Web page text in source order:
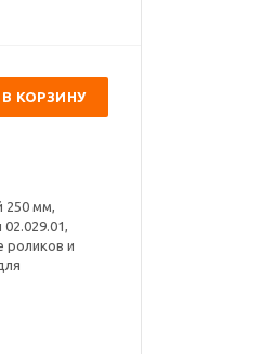
В КОРЗИНУ
250 мм,
роликов и